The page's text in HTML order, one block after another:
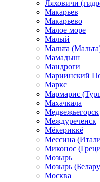
Ляховичи
Макарьев
Макарьево
Малое море
Малый
Мальта
Мамадыш
Мандроги
Мариинский
Маркс
Мармарис
Махачкала
Медвежьегорск
Междуреченск
Мёкериккё
Мессина
Миконос
Мозырь
Мозырь
Москва